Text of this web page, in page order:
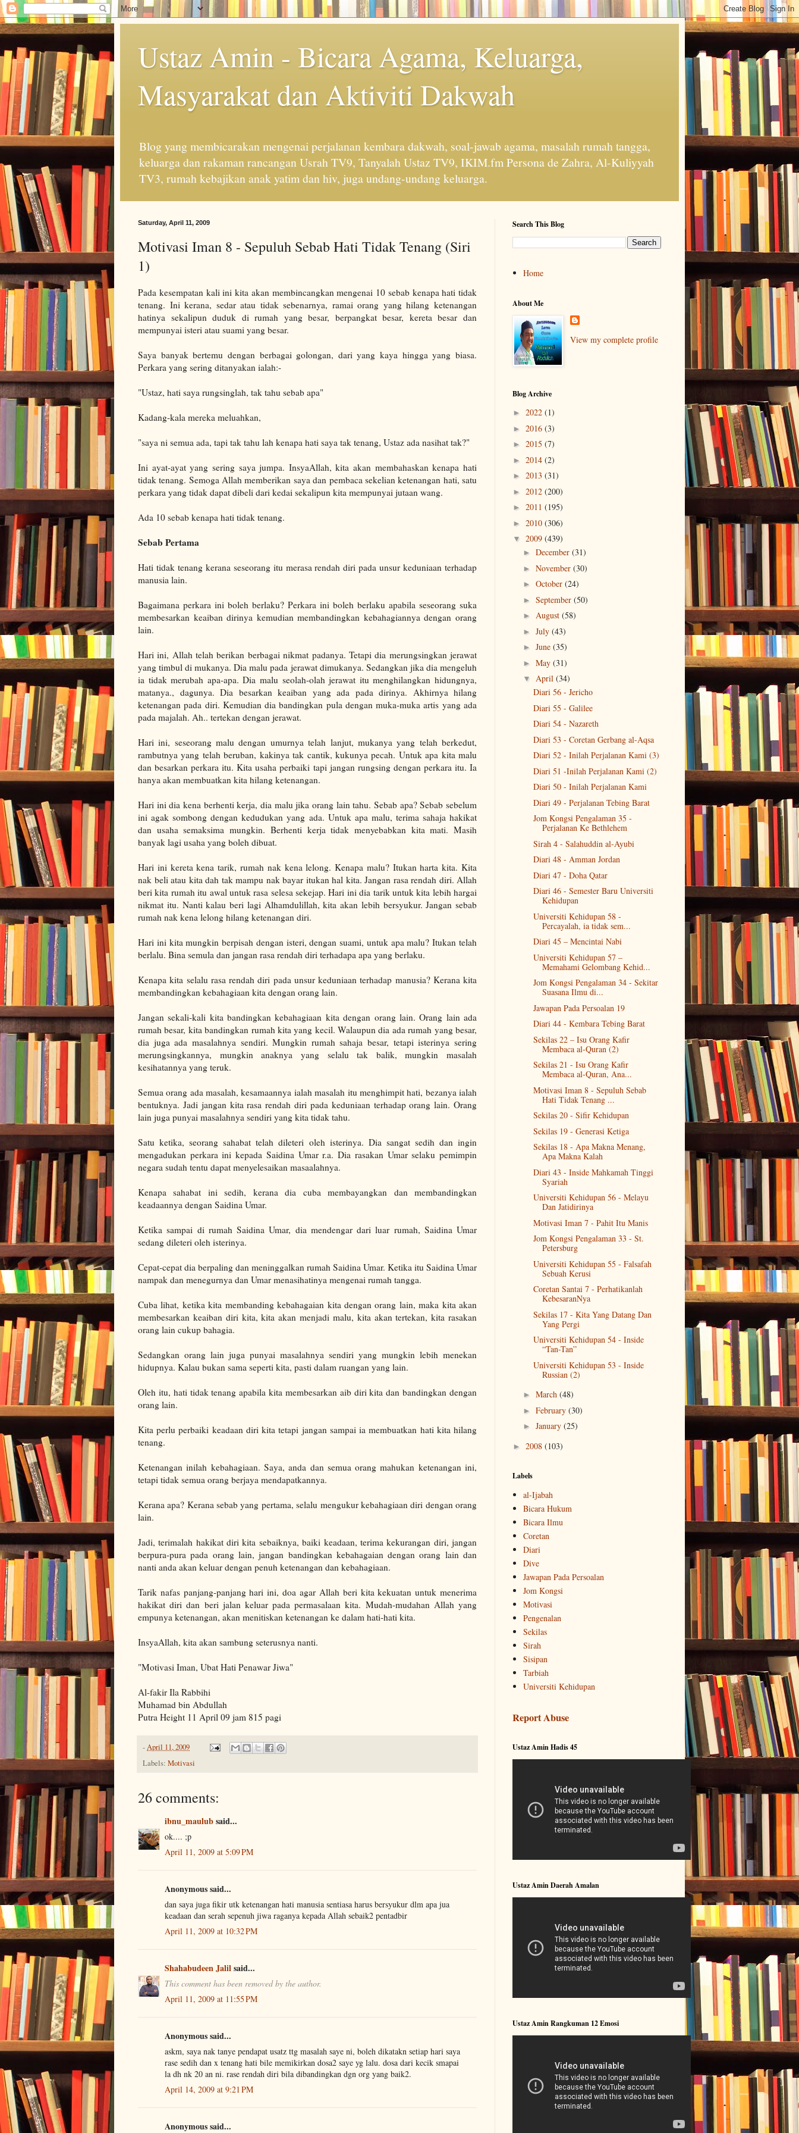
Ustaz Amin - Bicara Agama, Keluarga,
Masyarakat dan Aktiviti Dakwah
Blog yang membicarakan mengenai perjalanan kembara dakwah, soal-jawab agama, masalah rumah tangga,
keluarga dan rakaman rancangan Usrah TV9, Tanyalah Ustaz TV9, IKIM.fm Persona de Zahra, Al-Kuliyyah
TV3, rumah kebajikan anak yatim dan hiv, juga undang-undang keluarga.
Saturday, April 11, 2009
Motivasi Iman 8 - Sepuluh Sebab Hati Tidak Tenang (Siri
1)
Pada kesempatan kali ini kita akan membincangkan mengenai 10 sebab kenapa hati tidak
tenang. Ini kerana, sedar atau tidak sebenarnya, ramai orang yang hilang ketenangan
hatinya sekalipun duduk di rumah yang besar, berpangkat besar, kereta besar dan
mempunyai isteri atau suami yang besar.
Saya banyak bertemu dengan berbagai golongan, dari yang kaya hingga yang biasa.
Perkara yang sering ditanyakan ialah:-
"Ustaz, hati saya rungsinglah, tak tahu sebab apa"
Kadang-kala mereka meluahkan,
"saya ni semua ada, tapi tak tahu lah kenapa hati saya tak tenang, Ustaz ada nasihat tak?"
Ini ayat-ayat yang sering saya jumpa. InsyaAllah, kita akan membahaskan kenapa hati
tidak tenang. Semoga Allah memberikan saya dan pembaca sekelian ketenangan hati, satu
perkara yang tidak dapat dibeli dari kedai sekalipun kita mempunyai jutaan wang.
Ada 10 sebab kenapa hati tidak tenang.
Sebab Pertama
Hati tidak tenang kerana seseorang itu merasa rendah diri pada unsur keduniaan terhadap
manusia lain.
Bagaimana perkara ini boleh berlaku? Perkara ini boleh berlaku apabila seseorang suka
membesarkan keaiban dirinya kemudian membandingkan kebahagiannya dengan orang
lain.
Hari ini, Allah telah berikan berbagai nikmat padanya. Tetapi dia merungsingkan jerawat
yang timbul di mukanya. Dia malu pada jerawat dimukanya. Sedangkan jika dia mengeluh
ia tidak merubah apa-apa. Dia malu seolah-olah jerawat itu menghilangkan hidungnya,
matanya., dagunya. Dia besarkan keaiban yang ada pada dirinya. Akhirnya hilang
ketenangan pada diri. Kemudian dia bandingkan pula dengan muka-muka artis yang ada
pada majalah. Ah.. tertekan dengan jerawat.
Hari ini, seseorang malu dengan umurnya telah lanjut, mukanya yang telah berkedut,
rambutnya yang telah beruban, kakinya tak cantik, kukunya pecah. Untuk apa kita malu
dan besarkan perkara itu. Kita usaha perbaiki tapi jangan rungsing dengan perkara itu. Ia
hanya akan membuatkan kita hilang ketenangan.
Hari ini dia kena berhenti kerja, dia malu jika orang lain tahu. Sebab apa? Sebab sebelum
ini agak sombong dengan kedudukan yang ada. Untuk apa malu, terima sahaja hakikat
dan usaha semaksima mungkin. Berhenti kerja tidak menyebabkan kita mati. Masih
banyak lagi usaha yang boleh dibuat.
Hari ini kereta kena tarik, rumah nak kena lelong. Kenapa malu? Itukan harta kita. Kita
nak beli atau kita dah tak mampu nak bayar itukan hal kita. Jangan rasa rendah diri. Allah
beri kita rumah itu awal untuk rasa selesa sekejap. Hari ini dia tarik untuk kita lebih hargai
nikmat itu. Nanti kalau beri lagi Alhamdulillah, kita akan lebih bersyukur. Jangan sebab
rumah nak kena lelong hilang ketenangan diri.
Hari ini kita mungkin berpisah dengan isteri, dengan suami, untuk apa malu? Itukan telah
berlalu. Bina semula dan jangan rasa rendah diri terhadapa apa yang berlaku.
Kenapa kita selalu rasa rendah diri pada unsur keduniaan terhadap manusia? Kerana kita
membandingkan kebahagiaan kita dengan orang lain.
Jangan sekali-kali kita bandingkan kebahagiaan kita dengan orang lain. Orang lain ada
rumah besar, kita bandingkan rumah kita yang kecil. Walaupun dia ada rumah yang besar,
dia juga ada masalahnya sendiri. Mungkin rumah sahaja besar, tetapi isterinya sering
merungsingkannya, mungkin anaknya yang selalu tak balik, mungkin masalah
kesihatannya yang teruk.
Semua orang ada masalah, kesamaannya ialah masalah itu menghimpit hati, bezanya ialah
bentuknya. Jadi jangan kita rasa rendah diri pada keduniaan terhadap orang lain. Orang
lain juga punyai masalahnya sendiri yang kita tidak tahu.
Satu ketika, seorang sahabat telah dileteri oleh isterinya. Dia sangat sedih dan ingin
mengadukan perkara ini kepada Saidina Umar r.a. Dia rasakan Umar selaku pemimpin
negara sudah tentu dapat menyelesaikan masaalahnya.
Kenapa sahabat ini sedih, kerana dia cuba membayangkan dan membandingkan
keadaannya dengan Saidina Umar.
Ketika sampai di rumah Saidina Umar, dia mendengar dari luar rumah, Saidina Umar
sedang dileteri oleh isterinya.
Cepat-cepat dia berpaling dan meninggalkan rumah Saidina Umar. Ketika itu Saidina Umar
nampak dan menegurnya dan Umar menasihatinya mengenai rumah tangga.
Cuba lihat, ketika kita membanding kebahagaian kita dengan orang lain, maka kita akan
membesarkan keaiban diri kita, kita akan menjadi malu, kita akan tertekan, kita rasakan
orang lain cukup bahagia.
Sedangkan orang lain juga punyai masalahnya sendiri yang mungkin lebih menekan
hidupnya. Kalau bukan sama seperti kita, pasti dalam ruangan yang lain.
Oleh itu, hati tidak tenang apabila kita membesarkan aib diri kita dan bandingkan dengan
orang lain.
Kita perlu perbaiki keadaan diri kita tetapi jangan sampai ia membuatkan hati kita hilang
tenang.
Ketenangan inilah kebahagiaan. Saya, anda dan semua orang mahukan ketenangan ini,
tetapi tidak semua orang berjaya mendapatkannya.
Kerana apa? Kerana sebab yang pertama, selalu mengukur kebahagiaan diri dengan orang
lain.
Jadi, terimalah hakikat diri kita sebaiknya, baiki keadaan, terima kekurangan diri, jangan
berpura-pura pada orang lain, jangan bandingkan kebahagaian dengan orang lain dan
nanti anda akan keluar dengan penuh ketenangan dan kebahagiaan.
Tarik nafas panjang-panjang hari ini, doa agar Allah beri kita kekuatan untuk menerima
hakikat diri dan beri jalan keluar pada permasalaan kita. Mudah-mudahan Allah yang
empunya ketenangan, akan menitiskan ketenangan ke dalam hati-hati kita.
InsyaAllah, kita akan sambung seterusnya nanti.
"Motivasi Iman, Ubat Hati Penawar Jiwa"
Al-fakir Ila Rabbihi
Muhamad bin Abdullah
Putra Height 11 April 09 jam 815 pagi
-April 11, 2009
Labels: Motivasi
26 comments:
ibnu_maulubsaid...
ok.... ;p
April 11, 2009 at 5:09 PM
Anonymous said...
dan saya juga fikir utk ketenangan hati manusia sentiasa harus bersyukur dlm apa jua
keadaan dan serah sepenuh jiwa raganya kepada Allah sebaik2 pentadbir
April 11, 2009 at 10:32 PM
Shahabudeen Jalilsaid...
This comment has been removed by the author.
April 11, 2009 at 11:55 PM
Anonymous said...
askm, saya nak tanye pendapat usatz ttg masalah saye ni, boleh dikatakn setiap hari saya
rase sedih dan x tenang hati bile memikirkan dosa2 saye yg lalu. dosa dari kecik smapai
la dh nk 20 an ni. rase rendah diri bila dibandingkan dgn org yang baik2.
April 14, 2009 at 9:21 PM
Anonymous said...
Search This Blog
Home
About Me
View my complete profile
Blog Archive
► 2022 (1)
► 2016 (3)
► 2015 (7)
► 2014 (2)
► 2013 (31)
► 2012 (200)
► 2011 (195)
► 2010 (306)
▼ 2009 (439)
► December (31)
► November (30)
► October (24)
► September (50)
► August (58)
► July (43)
► June (35)
► May (31)
▼ April (34)
Diari 56 - Jericho
Diari 55 - Galilee
Diari 54 - Nazareth
Diari 53 - Coretan Gerbang al-Aqsa
Diari 52 - Inilah Perjalanan Kami (3)
Diari 51 -Inilah Perjalanan Kami (2)
Diari 50 - Inilah Perjalanan Kami
Diari 49 - Perjalanan Tebing Barat
Jom Kongsi Pengalaman 35 -
Perjalanan Ke Bethlehem
Sirah 4 - Salahuddin al-Ayubi
Diari 48 - Amman Jordan
Diari 47 - Doha Qatar
Diari 46 - Semester Baru Universiti
Kehidupan
Universiti Kehidupan 58 -
Percayalah, ia tidak sem...
Diari 45 – Mencintai Nabi
Universiti Kehidupan 57 –
Memahami Gelombang Kehid...
Jom Kongsi Pengalaman 34 - Sekitar
Suasana Ilmu di...
Jawapan Pada Persoalan 19
Diari 44 - Kembara Tebing Barat
Sekilas 22 – Isu Orang Kafir
Membaca al-Quran (2)
Sekilas 21 - Isu Orang Kafir
Membaca al-Quran, Ana...
Motivasi Iman 8 - Sepuluh Sebab
Hati Tidak Tenang ...
Sekilas 20 - Sifir Kehidupan
Sekilas 19 - Generasi Ketiga
Sekilas 18 - Apa Makna Menang,
Apa Makna Kalah
Diari 43 - Inside Mahkamah Tinggi
Syariah
Universiti Kehidupan 56 - Melayu
Dan Jatidirinya
Motivasi Iman 7 - Pahit Itu Manis
Jom Kongsi Pengalaman 33 - St.
Petersburg
Universiti Kehidupan 55 - Falsafah
Sebuah Kerusi
Coretan Santai 7 - Perhatikanlah
KebesaranNya
Sekilas 17 - Kita Yang Datang Dan
Yang Pergi
Universiti Kehidupan 54 - Inside
“Tan-Tan”
Universiti Kehidupan 53 - Inside
Russian (2)
► March (48)
► February (30)
► January (25)
► 2008 (103)
Labels
al-Ijabah
Bicara Hukum
Bicara Ilmu
Coretan
Diari
Dive
Jawapan Pada Persoalan
Jom Kongsi
Motivasi
Pengenalan
Sekilas
Sirah
Sisipan
Tarbiah
Universiti Kehidupan
Report Abuse
Ustaz Amin Hadis 45
Ustaz Amin Daerah Amalan
Ustaz Amin Rangkuman 12 Emosi